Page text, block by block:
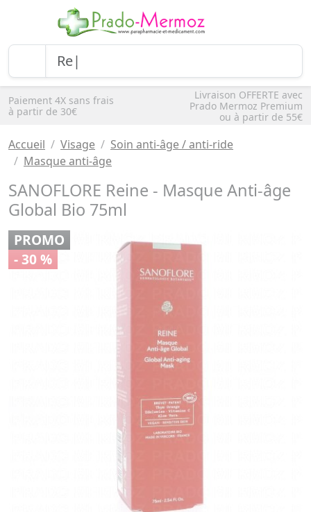
Paiement 4X sans frais
à partir de 30€
Livraison OFFERTE avec
Prado Mermoz Premium
ou à partir de 55€
Accueil Visage
Soin anti-âge / anti-ride
Masque anti-âge
SANOFLORE Reine - Masque Anti-âge
Global Bio 75ml
PROMO
- 30 %